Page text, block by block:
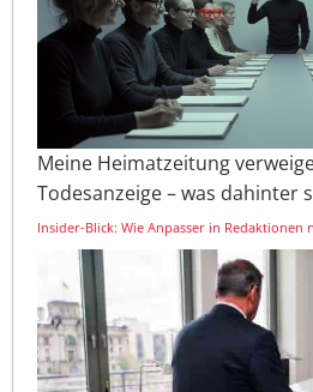
Meine Heimatzeitung
Todesanzeige – was dahinter
Insider-Blick: Wie Anpasser in Redaktionen